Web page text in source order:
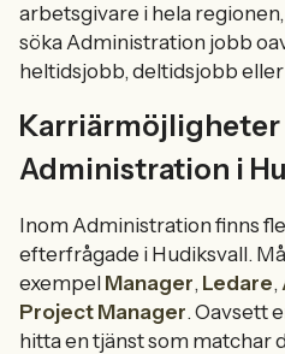
arbetsgivare i hela
söka Administration jobb
heltidsjobb, deltidsjobb
Administration i
Inom Administration finns
efterfrågade i Hudiksvall.
exempel Manager, Ledare,
Project Manager. Oavsett
hitta en tjänst som matchar